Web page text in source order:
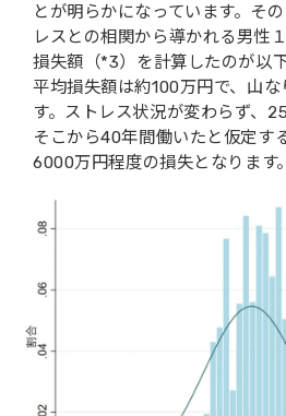
とが明らかになっています。そ
レスとの相関から導かれる男性
損失額（*3）を計算したのが以
平均損失額は約100万円で、山
す。ストレス状況が変わらず、
そこから40年間働いたと仮定す
6000万円程度の損失となります。